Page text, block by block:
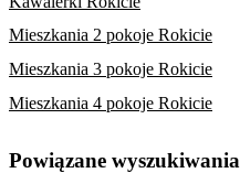
Mieszkania 2 pokoje Rokicie
Mieszkania 3 pokoje Rokicie
Mieszkania 4 pokoje Rokicie
Powiązane wyszukiwania